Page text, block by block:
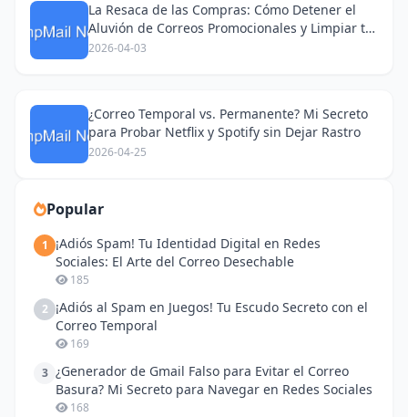
La Resaca de las Compras: Cómo Detener el
Aluvión de Correos Promocionales y Limpiar tu
Bandeja de Entrada
2026-04-03
¿Correo Temporal vs. Permanente? Mi Secreto
para Probar Netflix y Spotify sin Dejar Rastro
2026-04-25
Popular
1
¡Adiós Spam! Tu Identidad Digital en Redes
Sociales: El Arte del Correo Desechable
185
2 ¡Adiós al Spam en Juegos! Tu Escudo Secreto con el
Correo Temporal
169
3 ¿Generador de Gmail Falso para Evitar el Correo
Basura? Mi Secreto para Navegar en Redes Sociales
168